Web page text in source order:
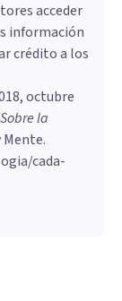
acceder
información
crédito a los
octubre
la
cada-